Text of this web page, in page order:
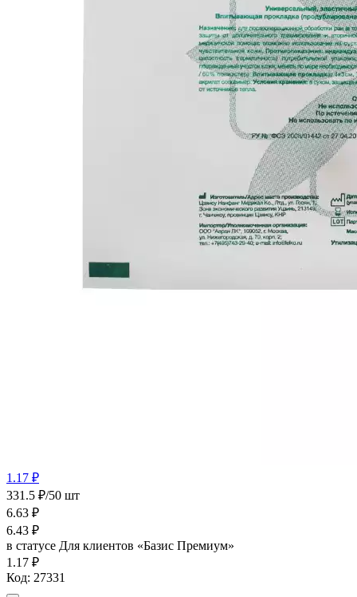
1.17 ₽
331.5 ₽/50 шт
6.63 ₽
6.43 ₽
в статусе Для клиентов «Базис Премиум»
1.17 ₽
Код: 27331